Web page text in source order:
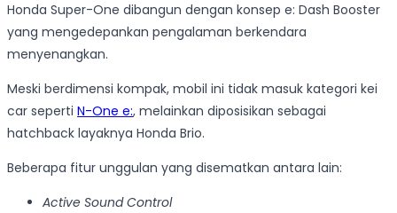
Honda Super-One dibangun dengan konsep e: Dash Booster
yang mengedepankan pengalaman berkendara
menyenangkan.
Meski berdimensi kompak, mobil ini tidak masuk kategori kei
car seperti N-One e:, melainkan diposisikan sebagai
hatchback layaknya Honda Brio.
Beberapa fitur unggulan yang disematkan antara lain:
Active Sound Control